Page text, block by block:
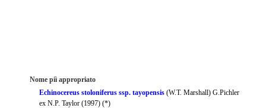
Nome piì appropriato
Echinocereus stoloniferus ssp. tayopensis (W.T. Marshall) G.Pichler
ex N.P. Taylor (1997) (*)